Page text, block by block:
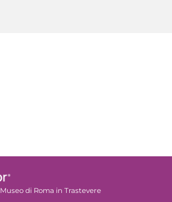
Museo di Roma in Trastevere